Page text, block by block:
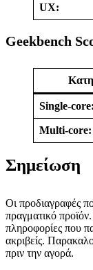
UX:
Geekbench
Single-core:
Multi-core:
Σημείωση
Οι προδιαγραφές
πραγματικό
πληροφορίες που
ακριβείς.
πριν την αγορά.